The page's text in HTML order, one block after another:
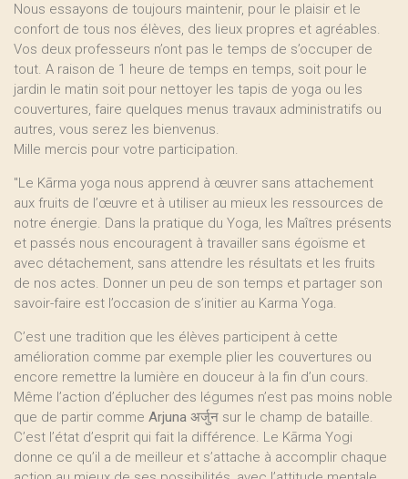
Nous essayons de toujours maintenir, pour le plaisir et le
confort de tous nos élèves, des lieux propres et agréables.
Vos deux professeurs n’ont pas le temps de s’occuper de
tout. A raison de 1 heure de temps en temps, soit pour le
jardin le matin soit pour nettoyer les tapis de yoga ou les
couvertures, faire quelques menus travaux administratifs ou
autres, vous serez les bienvenus.
Mille mercis pour votre participation.
"Le Kārma yoga nous apprend à œuvrer sans attachement
aux fruits de l’œuvre et à utiliser au mieux les ressources de
notre énergie. Dans la pratique du Yoga, les Maîtres présents
et passés nous encouragent à travailler sans égoïsme et
avec détachement, sans attendre les résultats et les fruits
de nos actes. Donner un peu de son temps et partager son
savoir-faire est l’occasion de s’initier au Karma Yoga.
C’est une tradition que les élèves participent à cette
amélioration comme par exemple plier les couvertures ou
encore remettre la lumière en douceur à la fin d’un cours.
Même l’action d’éplucher des légumes n’est pas moins noble
que de partir comme Arjuna अर्जुन sur le champ de bataille.
C’est l’état d’esprit qui fait la différence. Le Kārma Yogi
donne ce qu’il a de meilleur et s’attache à accomplir chaque